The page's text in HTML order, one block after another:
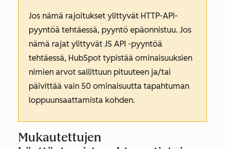
Jos nämä rajoitukset ylittyvät HTTP-API-
pyyntöä tehtäessä, pyyntö epäonnistuu. Jos
nämä rajat ylittyvät JS API -pyyntöä
tehtäessä, HubSpot typistää ominaisuuksien
nimien arvot sallittuun pituuteen ja/tai
päivittää vain 50 ominaisuutta tapahtuman
loppuunsaattamista kohden.
Mukautettujen